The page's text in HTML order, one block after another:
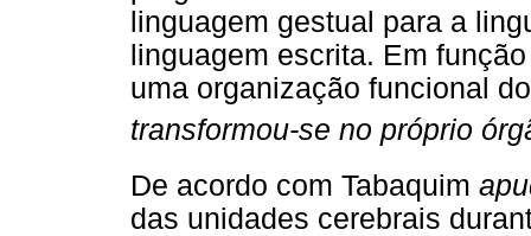
linguagem gestual para a
linguagem escrita. Em
uma organização funcional
transformou-se no próprio
De acordo com Tabaquim
das unidades cerebrais